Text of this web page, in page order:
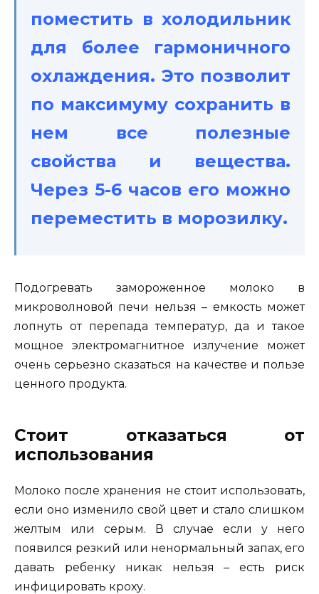
поместить в холодильник
для более гармоничного
охлаждения. Это позволит
по максимуму сохранить в
нем все полезные
свойства и вещества.
Через 5-6 часов его можно
переместить в морозилку.
Подогревать замороженное молоко в
микроволновой печи нельзя – емкость может
лопнуть от перепада температур, да и такое
мощное электромагнитное излучение может
очень серьезно сказаться на качестве и пользе
ценного продукта.
Стоит отказаться от
использования
Молоко после хранения не стоит использовать,
если оно изменило свой цвет и стало слишком
желтым или серым. В случае если у него
появился резкий или ненормальный запах, его
давать ребенку никак нельзя – есть риск
инфицировать кроху.